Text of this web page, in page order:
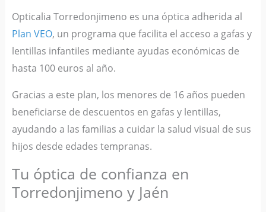
Opticalia Torredonjimeno es una óptica adherida al
Plan VEO, un programa que facilita el acceso a gafas y
lentillas infantiles mediante ayudas económicas de
hasta 100 euros al año.
Gracias a este plan, los menores de 16 años pueden
beneficiarse de descuentos en gafas y lentillas,
ayudando a las familias a cuidar la salud visual de sus
hijos desde edades tempranas.
Tu óptica de confianza en
Torredonjimeno y Jaén